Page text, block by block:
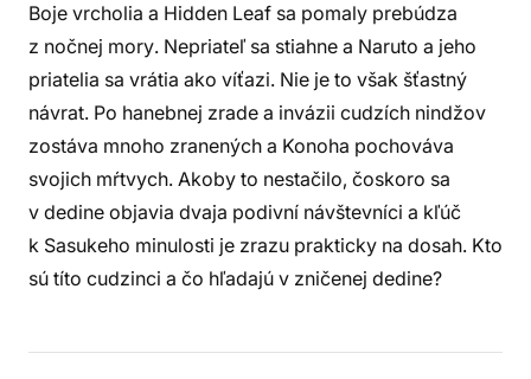
Boje vrcholia a Hidden Leaf sa pomaly prebúdza
z nočnej mory. Nepriateľ sa stiahne a Naruto a jeho
priatelia sa vrátia ako víťazi. Nie je to však šťastný
návrat. Po hanebnej zrade a invázii cudzích nindžov
zostáva mnoho zranených a Konoha pochováva
svojich mŕtvych. Akoby to nestačilo, čoskoro sa
v dedine objavia dvaja podivní návštevníci a kľúč
k Sasukeho minulosti je zrazu prakticky na dosah. Kto
sú títo cudzinci a čo hľadajú v zničenej dedine?